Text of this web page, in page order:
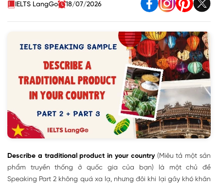
IELTS LangGo 18/07/2026
Describe a traditional product in your country(Miêu tả một sản
phẩm truyền thống ở quốc gia của bạn) là một chủ đề
Speaking Part 2 không quá xa lạ, nhưng đôi khi lại gây khó khăn